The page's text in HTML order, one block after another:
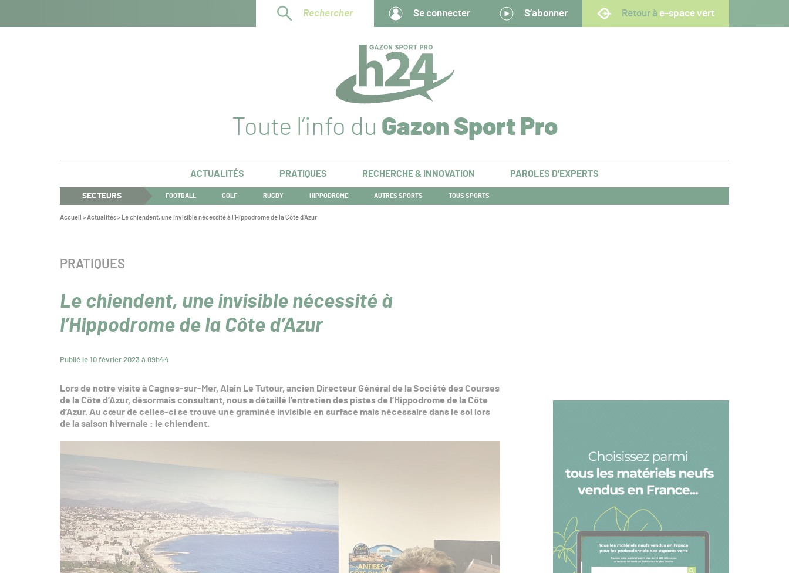
Rechercher Se connecter S’abonner Retour à e-space vert
Toute l’info du Gazon Sport Pro
ACTUALITÉS PRATIQUES RECHERCHE & INNOVATION PAROLES D’EXPERTS
SECTEURS FOOTBALL GOLF RUGBY HIPPODROME AUTRES SPORTS TOUS SPORTS
Vous
Accueil >Actualités> Le chiendent, une invisible nécessité à l’Hippodrome de la Côte d’Azur
Le chiendent, une invisible nécessité à
l’Hippodrome de la Côte d’Azur
Publié le 10 février 2023 à 09h44
CATÉGORIE :
PRATIQUES
Lors de notre visite à Cagnes-sur-Mer, Alain Le Tutour, ancien Directeur Général de la Société des Courses
de la Côte d’Azur, désormais consultant, nous a détaillé l’entretien des pistes de l’Hippodrome de la Côte
d’Azur. Au cœur de celles-ci se trouve une graminée invisible en surface mais nécessaire dans le sol lors
de la saison hivernale : le chiendent.